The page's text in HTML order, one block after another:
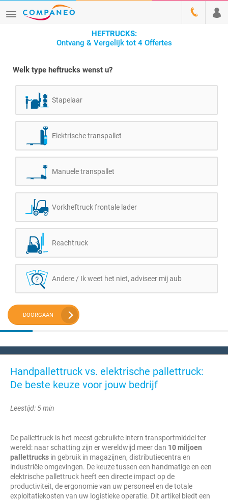
HEFTRUCKS:
Ontvang & Vergelijk tot 4 Offertes
Welk type heftrucks wenst u?
Stapelaar
Elektrische transpallet
Manuele transpallet
Vorkheftruck frontale lader
Reachtruck
Andere / Ik weet het niet, adviseer mij aub
DOORGAAN
Handpallettruck vs. elektrische pallettruck:
De beste keuze voor jouw bedrijf
Leestijd: 5 min
De pallettruck is het meest gebruikte intern transportmiddel ter
wereld: naar schatting zijn er wereldwijd meer dan 10 miljoen
pallettrucks in gebruik in magazijnen, distributiecentra en
industriële omgevingen. De keuze tussen een handmatige en een
elektrische pallettruck heeft een directe impact op de
productiviteit, de ergonomie van uw personeel en de totale
exploitatiekosten van uw logistieke operatie. Dit artikel biedt een